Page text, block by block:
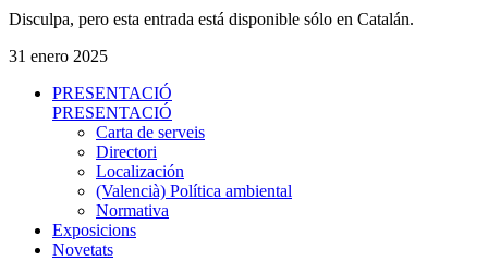
Disculpa, pero esta entrada está disponible sólo en Catalán.
31 enero 2025
PRESENTACIÓ
PRESENTACIÓ
Carta de serveis
Directori
Localización
(Valencià) Política ambiental
Normativa
Exposicions
Novetats